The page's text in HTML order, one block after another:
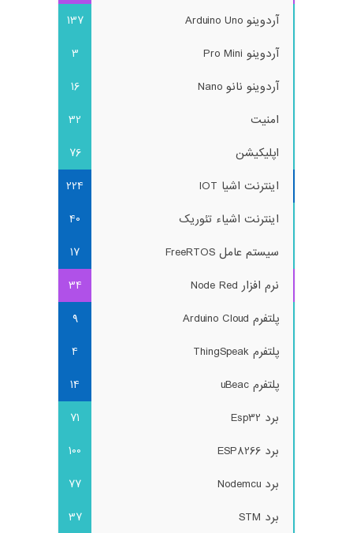
آردوینو Arduino Uno
137
آردوینو Pro Mini
3
آردوینو نانو Nano
16
امنیت
32
اپلیکیشن
76
اینترنت اشیا IOT
224
اینترنت اشیاء تئوریک
40
سیستم عامل FreeRTOS
17
نرم افزار Node Red
34
پلتفرم Arduino Cloud
9
پلتفرم ThingSpeak
4
پلتفرم uBeac
14
برد Esp32
71
برد ESP8266
100
برد Nodemcu
77
برد STM
37